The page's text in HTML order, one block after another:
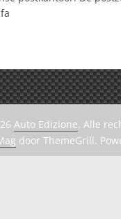
Auto Edizione. Alle
door ThemeGrill.